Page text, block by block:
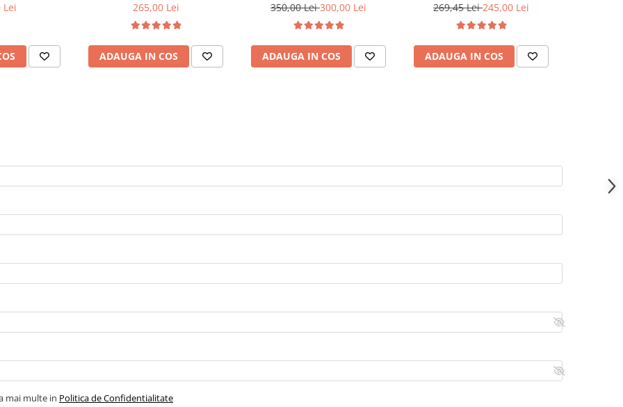
Lei
265,00 Lei
ADAUGA IN COS
350,00 Lei300,00 Lei
ADAUGA IN COS
269,45 Lei245,00 Lei
ADAUGA IN COS
mai multe in Politica de Confidentialitate